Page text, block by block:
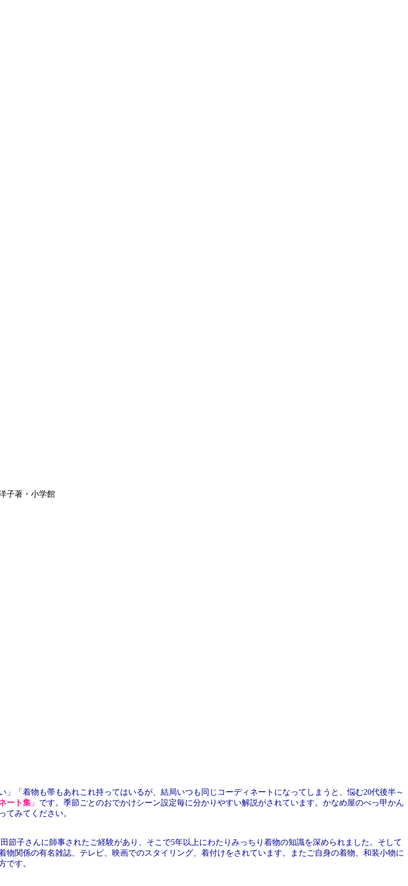
子著・小学館
「着物も帯もあれこれ持ってはいるが、結局いつも同じコーディネートになってしまうと、悩む20代後半～
ート集』 です。季節ごとのおでかけシーン設定毎に分かりやすい解説がされています。かなめ屋のべっ甲かん
てみてください。
節子さんに師事されたご経験があり、そこで5年以上にわたりみっちり着物の知識を深められました。そして
関係の有名雑誌、テレビ、映画でのスタイリング、着付けをされています。またご自身の着物、和装小物に
です。